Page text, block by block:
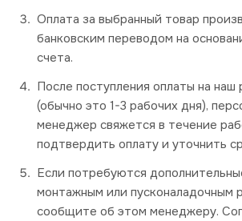
Оплата за выбранный товар
банковским переводом на
счета.
После поступления оплаты на наш
(обычно это 1-3 рабочих дня),
менеджер свяжется в течение
подтвердить оплату и уточнить
Если потребуются
монтажным или пусконаладочным
сообщите об этом менеджеру.